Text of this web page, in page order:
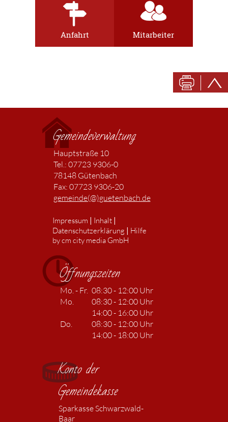
Anfahrt Mitarbeiter
Gemeindeverwaltung
Hauptstraße 10
Tel.: 07723 9306-0
78148 Gütenbach
Fax: 07723 9306-20
gemeinde(@)guetenbach.de
Impressum | Inhalt|
Datenschutzerklärung | Hilfe
by cm city media GmbH
Öffnungszeiten
Mo. - Fr. 08:30 - 12:00 Uhr
Mo.
08:30 - 12:00 Uhr
14:00 - 16:00 Uhr
Do.
08:30 - 12:00 Uhr
14:00 - 18:00 Uhr
Konto der
Gemeindekasse
Sparkasse Schwarzwald-
Baar